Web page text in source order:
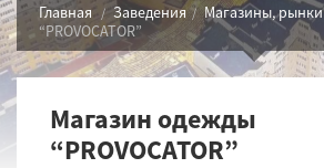
Главная Заведения Магазины, рынки
“PROVOCATOR”
Магазин одежды
“PROVOCATOR”